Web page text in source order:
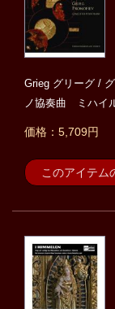
Grieg グリーグ /
ノ協奏曲 ミハイ
価格：5,709円
このアイテム